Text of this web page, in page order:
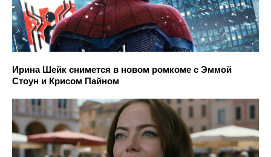
Ирина Шейк снимется в новом ромкоме с Эммой
Стоун и Крисом Пайном